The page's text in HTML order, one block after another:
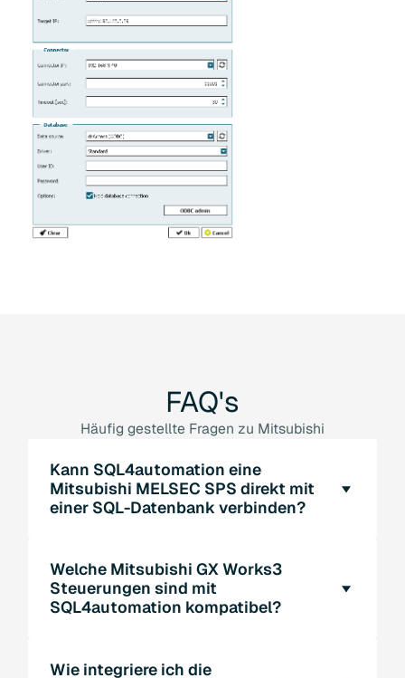
FAQ's
Häufig gestellte Fragen zu Mitsubishi
Kann SQL4automation eine
Mitsubishi MELSEC SPS direkt mit
einer SQL-Datenbank verbinden?
Bibliothek für Mitsubishi Steuerungen bereit,
die mit GX Works3 programmiert werden. Die
Bibliothek stellt eine direkte TCP/IP-
dem SQL4automation Connector her. Es
Welche Mitsubishi GX Works3
Steuerungen sind mit
SQL4automation kompatibel?
Wie integriere ich die